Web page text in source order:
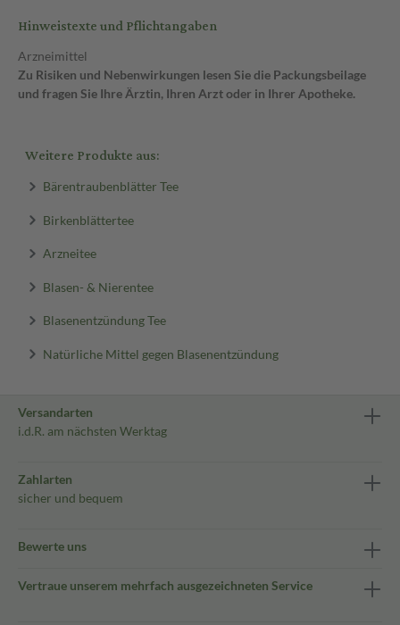
Hinweistexte und Pflichtangaben
Arzneimittel
Zu Risiken und Nebenwirkungen lesen Sie die Packungsbeilage
und fragen Sie Ihre Ärztin, Ihren Arzt oder in Ihrer Apotheke.
Weitere Produkte aus:
Bärentraubenblätter Tee
Birkenblättertee
Arzneitee
Blasen- & Nierentee
Blasenentzündung Tee
Natürliche Mittel gegen Blasenentzündung
Versandarten
i.d.R. am nächsten Werktag
Zahlarten
sicher und bequem
Bewerte uns
Vertraue unserem mehrfach ausgezeichneten Service